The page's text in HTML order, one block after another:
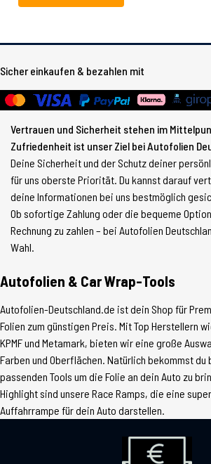
Sicher einkaufen & bezahlen mit
Vertrauen und Sicherheit stehen im
Zufriedenheit ist unser Ziel bei Autofolien
Deine Sicherheit und der Schutz deiner
für uns oberste Priorität. Du kannst darauf
deine Informationen bei uns bestmöglich
Ob sofortige Zahlung oder die bequeme
Rechnung zu zahlen – bei Autofolien
Wahl.
Autofolien & Car Wrap-Tools
Autofolien-Deutschland.de ist dein Shop für
Folien zum günstigen Preis. Mit Top Herstellern
KPMF und Metamark, bieten wir eine große
Farben und Oberflächen. Natürlich bekommst du
passenden Tools um die Folie an dein Auto zu
Highlight sind unsere Race Ramps, die eine
Auffahrrampe für dein Auto darstellen.